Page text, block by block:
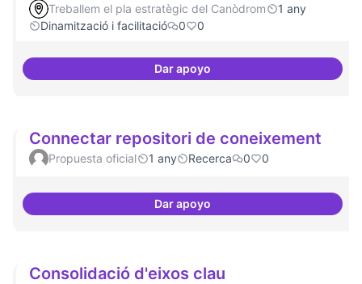
Treballem el pla estratègic del Canòdrom
1 any
Dinamització i facilitació
0 0
Dar apoyoComunitat software lliure
Connectar repositori de coneixement
Propuesta oficial 1 any Recerca 0 0
Dar apoyoConnectar repositori de
Consolidació d'eixos clau